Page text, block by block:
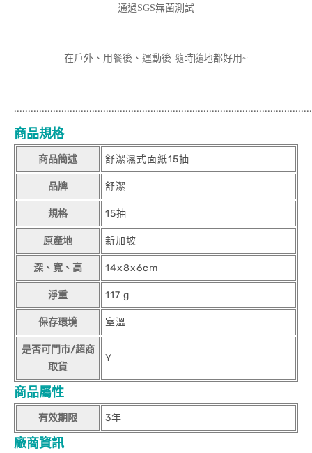
通過SGS無菌測試
在戶外、用餐後、運動後 隨時隨地都好用~
商品規格
商品簡述 舒潔濕式面紙15抽
品牌 舒潔
規格 15抽
原產地 新加坡
深、寬、高 14x8x6cm
淨重 117 g
保存環境 室溫
是否可門市/超商
取貨
Y
商品屬性
有效期限 3年
廠商資訊